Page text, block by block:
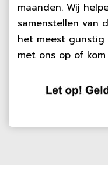
maanden. Wij
samenstellen van
het meest gunstig
met ons op of